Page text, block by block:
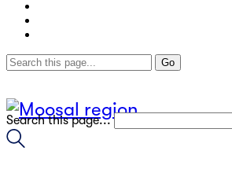
Search this page...